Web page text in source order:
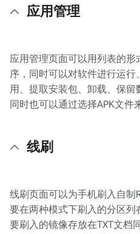
应用管理
应用管理页面可以用列表的
序，同时可以对软件进行运
用、提取安装包、卸载、保留
同时也可以通过选择APK文件
线刷
线刷页面可以为手机刷入自制
要在两种模式下刷入的分区列
要刷入的镜像存放在TXT文档